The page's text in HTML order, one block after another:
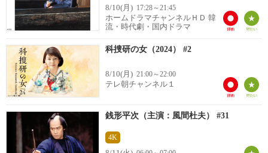
8/10(月) 17:28～21:45
ホームドラマチャンネルＨＤ 韓
流・時代劇・国内ドラマ
科捜研の女（2024） #2
8/10(月) 21:00～22:00
テレ朝チャンネル１
銭形平次（主演：風間杜夫） #31
4K